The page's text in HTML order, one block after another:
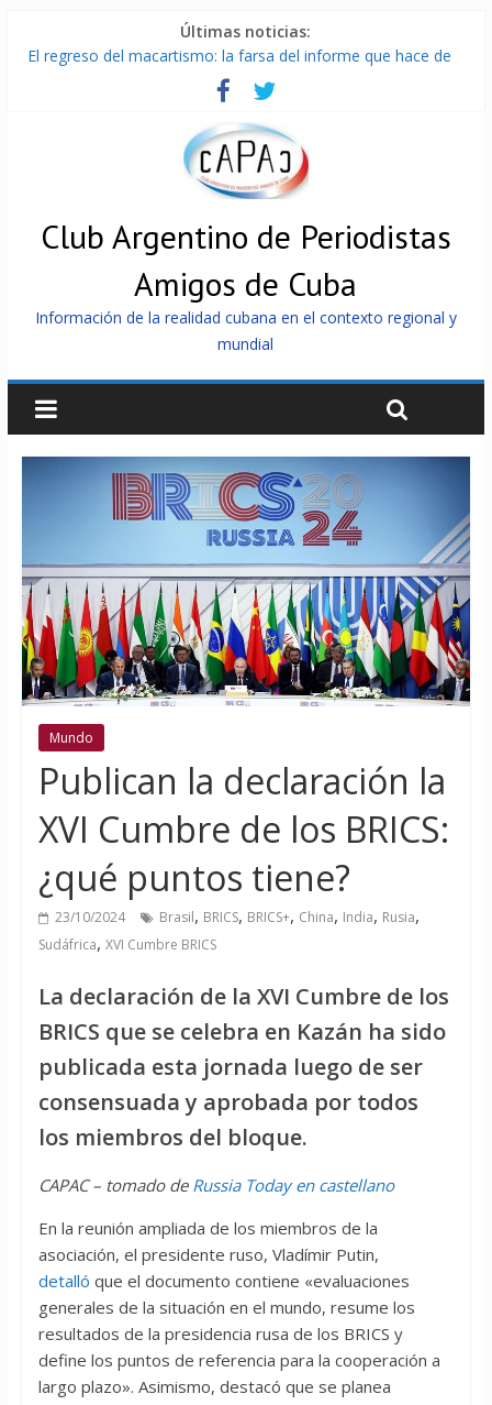
Últimas noticias:
El regreso del macartismo: la farsa del informe que hace de
Milei firmó memorándum con EE.UU sin informarlo
China presenta robots que pueden razonar, moverse y asistir
La Habana avanza en reconexión tras nuevo apagón
Más de 7 000 contenedores impedidos de llegar a Cuba
Club Argentino de Periodistas
Amigos de Cuba
Información de la realidad cubana en el contexto regional y
mundial
Mundo
Publican la declaración la
XVI Cumbre de los BRICS:
¿qué puntos tiene?
23/10/2024 Brasil, BRICS, BRICS+, China, India, Rusia,
Sudáfrica, XVI Cumbre BRICS
La declaración de la XVI Cumbre de los
BRICS que se celebra en Kazán ha sido
publicada esta jornada luego de ser
consensuada y aprobada por todos
los miembros del bloque.
CAPAC – tomado de Russia Today en castellano
En la reunión ampliada de los miembros de la
asociación, el presidente ruso, Vladímir Putin,
detalló que el documento contiene «evaluaciones
generales de la situación en el mundo, resume los
resultados de la presidencia rusa de los BRICS y
define los puntos de referencia para la cooperación a
largo plazo». Asimismo, destacó que se planea